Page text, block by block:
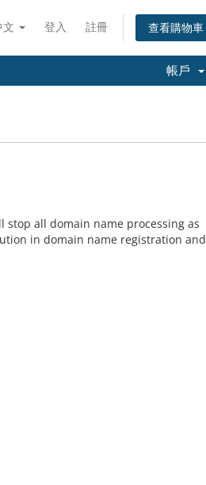
文 登入 註冊 查看購物車
帳戶
all domain name processing as
in domain name registration and